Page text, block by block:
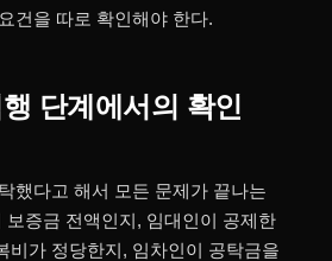
건을 따로 확인해야 한다.
단계에서의 확인
했다고 해서 모든 문제가 끝나는
보증금 전액인지, 임대인이 공제한
비가 정당한지, 임차인이 공탁금을